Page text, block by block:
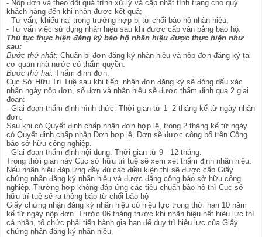
- Nộp đơn và theo dõi quá trình xử lý và cập nhật tình trạng cho quý
khách hàng đến khi nhận được kết quả;
- Tư vấn, khiếu nại trong trường hợp bị từ chối bảo hộ nhãn hiệu;
- Tư vấn việc sử dụng nhãn hiệu sau khi được cấp văn bằng bảo hộ.
Thủ tục thực hiện đăng ký bảo hộ nhãn hiệu được thực hiện như
sau:
Bước thứ nhất:Chuẩn bị đơn đăng ký nhãn hiệu và nộp đơn đăng ký tại
cơ quan nhà nước có thẩm quyền.
Bước thứ hai: Thẩm định đơn.
Cục Sở Hữu Trí Tuệ sau khi tiếp nhận đơn đăng ký sẽ đóng dấu xác
nhận ngày nộp đơn, số đơn và nhãn hiệu sẽ được thẩm định qua 2 giai
đoạn:
- Giai đoạn thẩm định hình thức: Thời gian từ 1- 2 tháng kể từ ngày nhận
đơn.
Sau khi có Quyết định chấp nhận đơn hợp lệ, trong 2 tháng kể từ ngày
có Quyết định chấp nhận Đơn hợp lệ, Đơn sẽ được công bố trên Công
báo sở hữu công nghiệp.
- Giai đoạn thẩm định nội dung: Thời gian từ 9 - 12 tháng.
Trong thời gian này Cục sở hữu trí tuệ sẽ xem xét thẩm định nhãn hiệu.
Nếu nhãn hiệu đáp ứng đầy đủ các điều kiện thì sẽ được cấp Giấy
chứng nhận đăng ký nhãn hiệu và được đăng công báo sở hữu công
nghiệp. Trường hợp không đáp ứng các tiêu chuẩn bảo hộ thì Cục sở
hữu trí tuệ sẽ ra thông báo từ chối bảo hộ
Giấy chứng nhận đăng ký nhãn hiệu có hiệu lực trong thời hạn 10 năm
kể từ ngày nộp đơn. Trước 06 tháng trước khi nhãn hiệu hết hiêu lực thì
cá nhân, tổ chức phải tiến hành gia hạn để duy trì hiệu lực của Giấy
chứng nhận đăng ký nhãn hiệu.